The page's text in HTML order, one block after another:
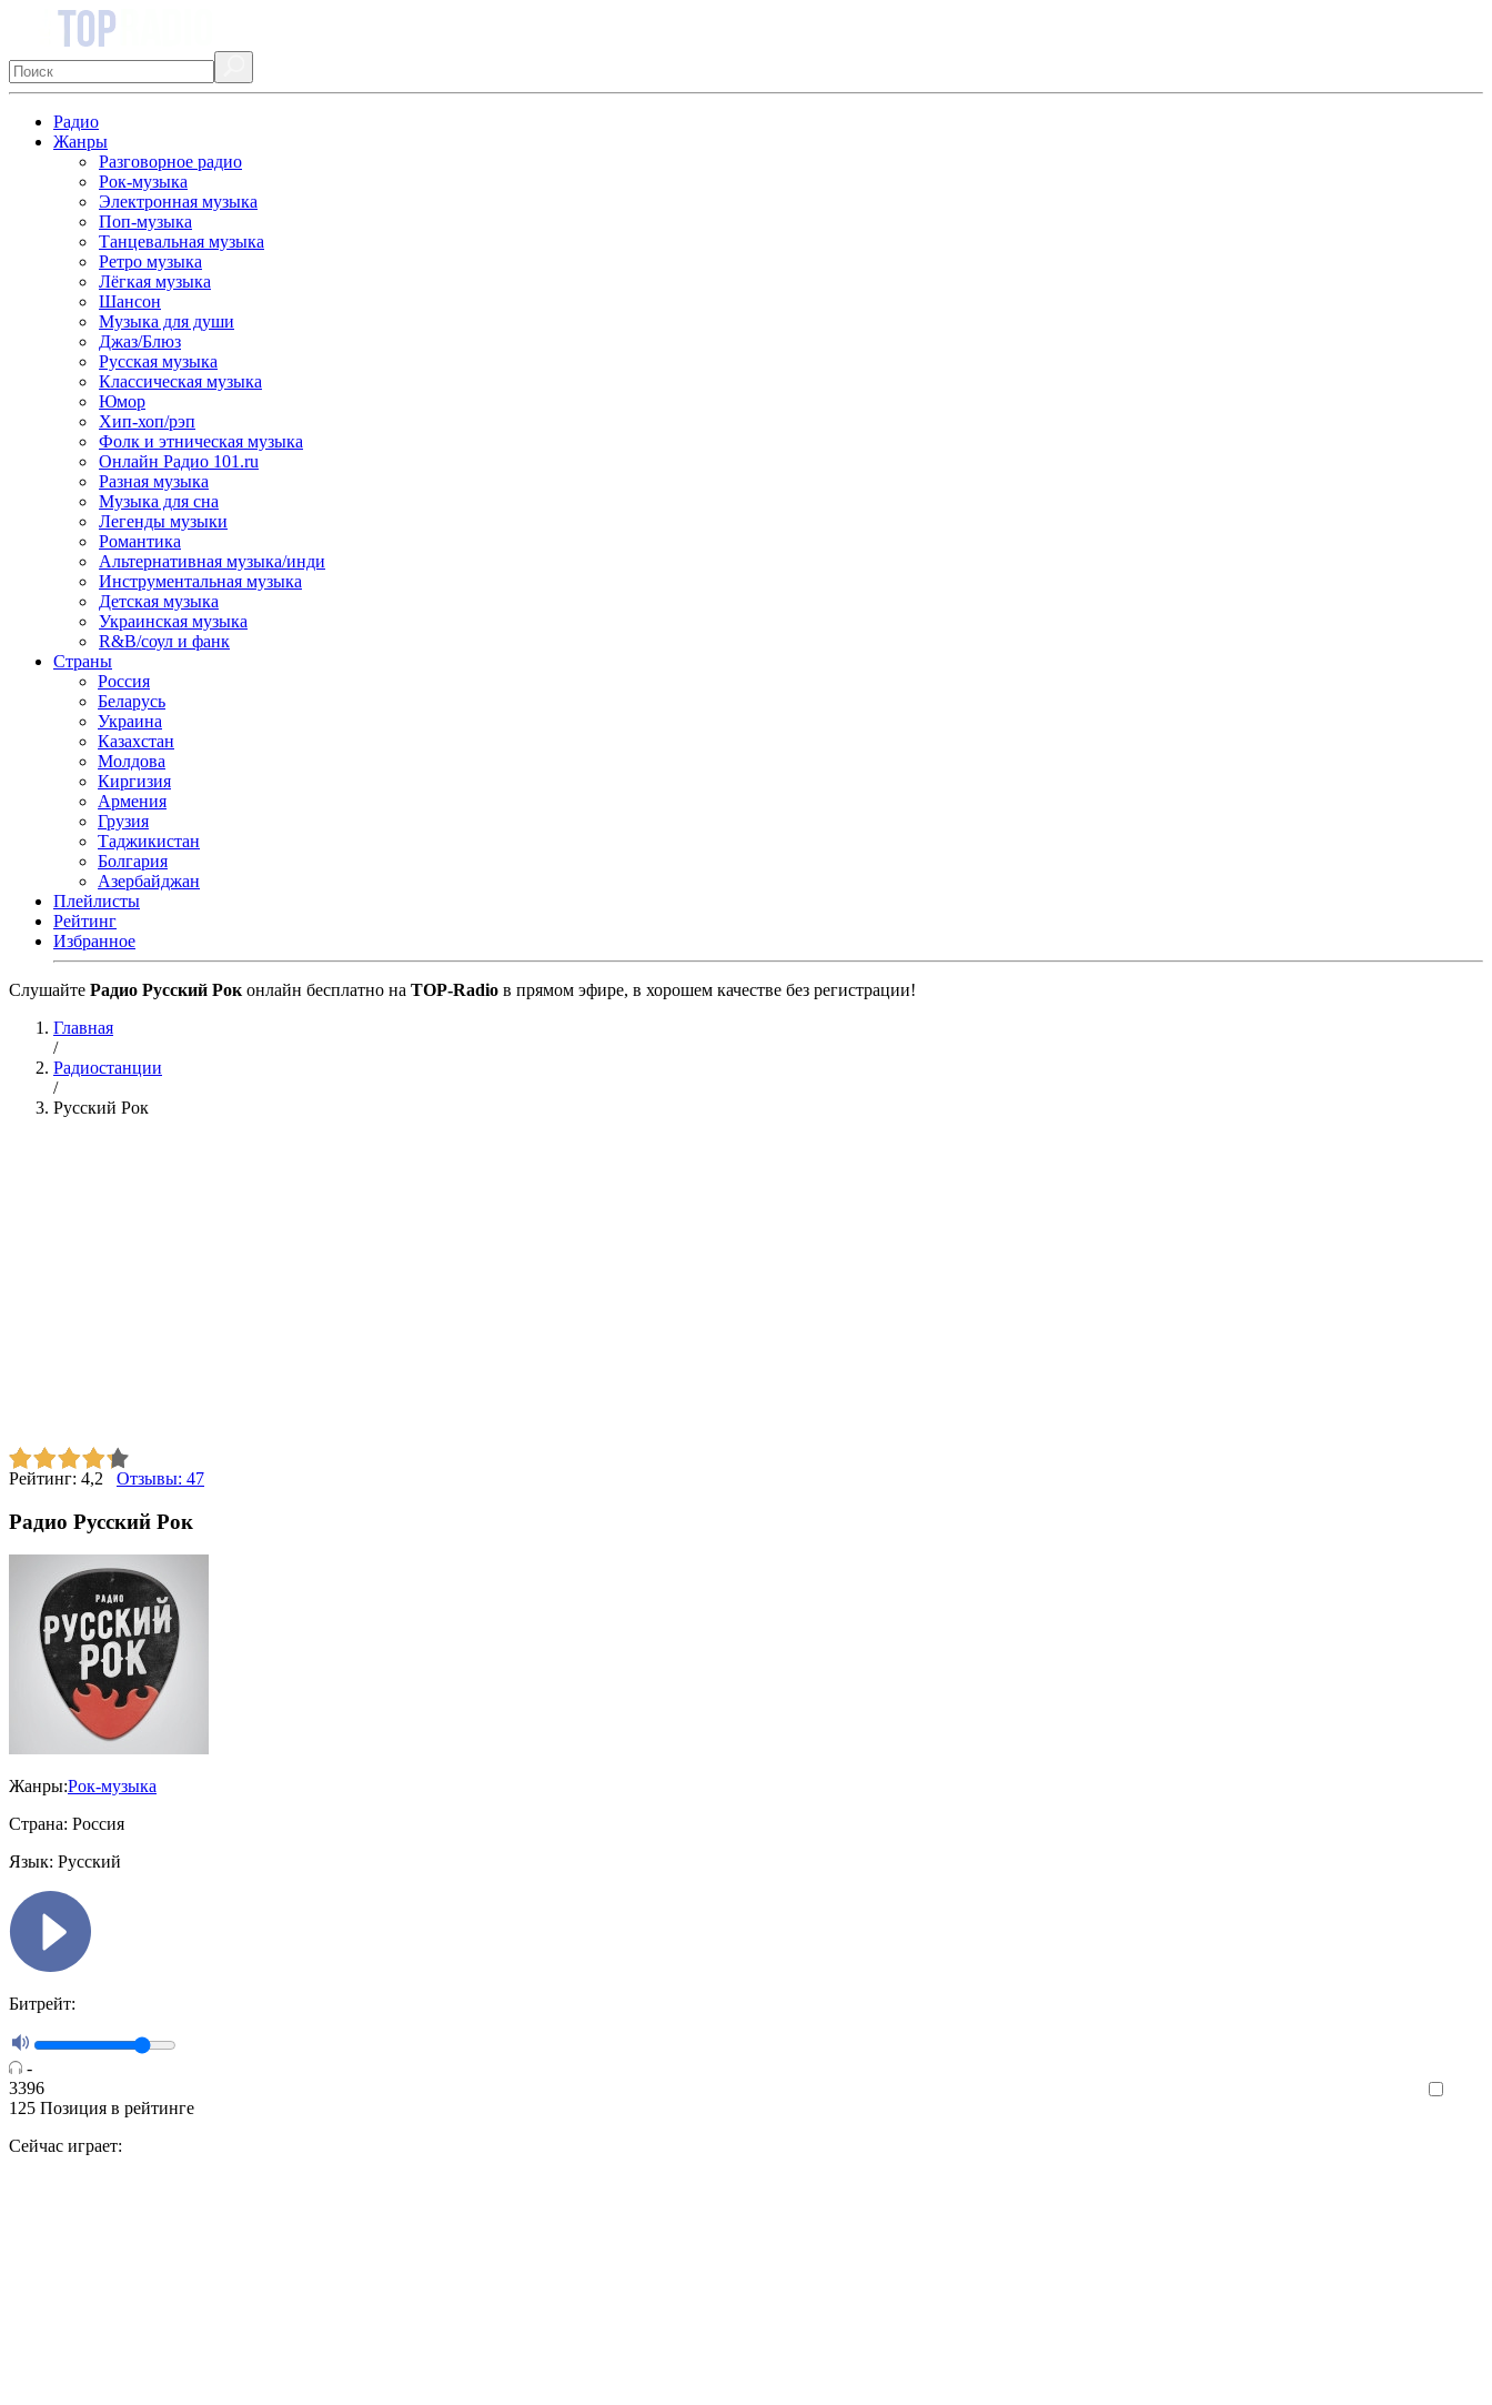
Радио
Жанры
Разговорное радио
Рок-музыка
Электронная музыка
Поп-музыка
Танцевальная музыка
Ретро музыка
Лёгкая музыка
Шансон
Музыка для души
Джаз/Блюз
Русская музыка
Классическая музыка
Юмор
Хип-хоп/рэп
Фолк и этническая музыка
Онлайн Радио 101.ru
Разная музыка
Музыка для сна
Легенды музыки
Романтика
Альтернативная музыка/инди
Инструментальная музыка
Детская музыка
Украинская музыка
R&B/cоул и фанк
Страны
Россия
Беларусь
Украина
Казахстан
Молдова
Киргизия
Армения
Грузия
Таджикистан
Болгария
Азербайджан
Плейлисты
Рейтинг
Избранное
Cлушайте Радио Русский Рок онлайн бесплатно на TOP-Radio в прямом эфире, в хорошем качестве без регистрации!
Главная
/
Радиостанции
/
Русский Рок
Рейтинг: 4,2 Отзывы: 47
Радио Русский Рок
Жанры:Рок-музыка
Страна: Россия
Язык: Русский
Битрейт:
-
3396
125 Позиция в рейтинге
Сейчас играет: